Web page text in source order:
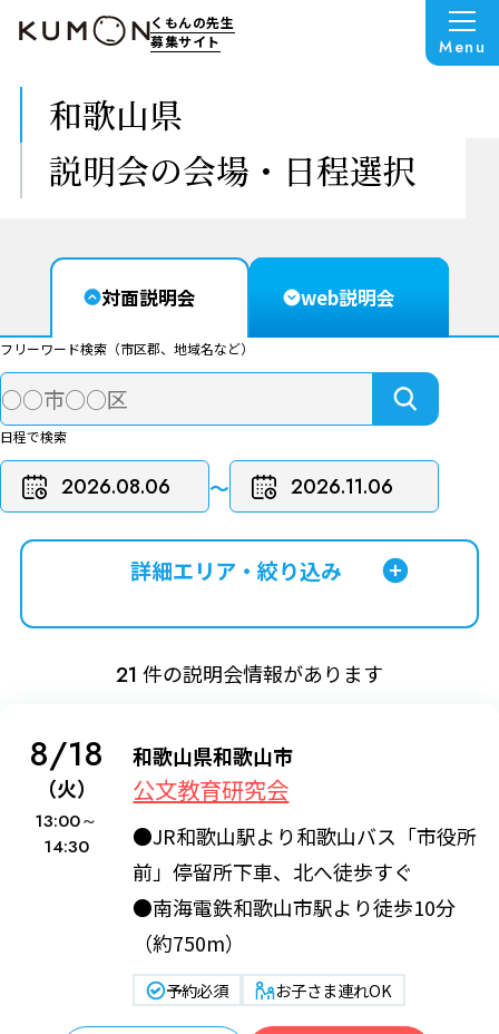
くもんの先生
募集サイト
Menu
和歌山県
説明会の会場・日程選択
対面説明会 web説明会
フリーワード検索（市区郡、地域名など）
日程で検索
〜
詳細エリア・絞り込み
21 件の説明会情報があります
8/18
（火）
13:00～
14:30
和歌山県和歌山市
公文教育研究会
●JR和歌山駅より和歌山バス「市役所
前」停留所下車、北へ徒歩すぐ
●南海電鉄和歌山市駅より徒歩10分
（約750m）
予約必須 お子さま連れOK